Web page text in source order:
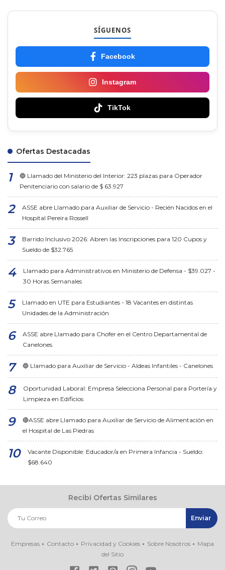
SÍGUENOS
Facebook
Instagram
TikTok
Ofertas Destacadas
🔵 Llamado del Ministerio del Interior: 223 plazas para Operador
Penitenciario con salario de $ 63.927
ASSE abre Llamado para Auxiliar de Servicio - Recién Nacidos en el
Hospital Pereira Rossell
Barrido Inclusivo 2026: Abren las Inscripciones para 120 Cupos y
Sueldo de $32.765
Llamado para Administrativos en Ministerio de Defensa - $39.027 -
30 Horas Semanales
Llamado en UTE para Estudiantes - 18 Vacantes en distintas
Unidades de la Administración
ASSE abre Llamado para Chofer en el Centro Departamental de
Canelones
🔵 Llamado para Auxiliar de Servicio - Aldeas Infantiles - Canelones
Oportunidad Laboral: Empresa Selecciona Personal para Portería y
Limpieza en Edificios
🔴ASSE abre Llamado para Auxiliar de Servicio de Alimentación en
el Hospital de Las Piedras
Vacante Disponible: Educador/a en Primera Infancia - Sueldo:
$68.640
Recibi Ofertas Similares
Empresas Contacto Privacidad y Cookies Sobre Nosotros
Mapa
del Sitio